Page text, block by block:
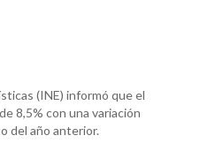
(INE) informó que el
8,5% con una variación
del año anterior.